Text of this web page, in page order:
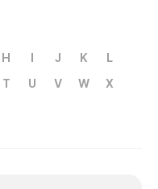
H I J K
L
T U V W
X